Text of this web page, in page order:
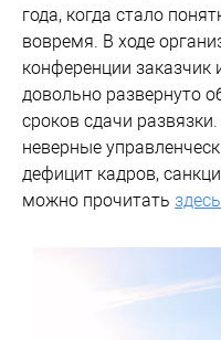
года, когда стало
вовремя. В ходе
конференции заказчик
довольно развернуто
сроков сдачи
неверные
дефицит кадров,
можно прочитать здесь